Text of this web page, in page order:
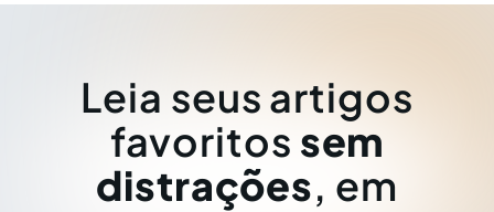
Leia seus artigos
favoritos sem
distrações, em